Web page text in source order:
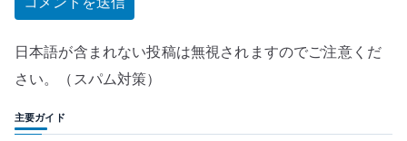
日本語が含まれない投稿は無視されますのでご注意くだ
さい。（スパム対策）
主要ガイド